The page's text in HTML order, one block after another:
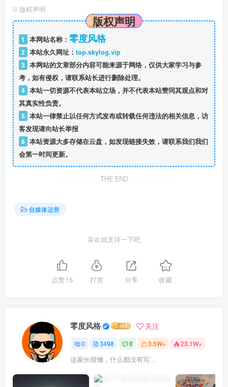
© 版权声明
版权声明
1 本网站名称： 零度风格
2 本站永久网址： top.skylog.vip
3 本网站的文章部分内容可能来源于网络，仅供大家学习与参
考，如有侵权，请联系站长进行删除处理。
4 本站一切资源不代表本站立场，并不代表本站赞同其观点和对
其真实性负责。
5 本站一律禁止以任何方式发布或转载任何违法的相关信息，访
客发现请向站长举报
6 本站资源大多存储在云盘，如发现链接失效，请联系我们我们
会第一时间更新。
THE END
自媒体运营
喜欢就支持一下吧
点赞15 打赏 分享 收藏
零度风格 关注
0 3498 0 3.5W+ 23.1W+
这家伙很懒，什么都没有写...